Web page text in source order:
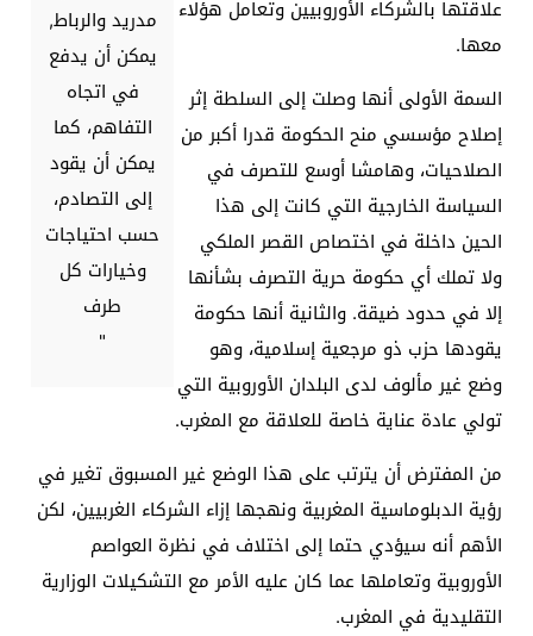
مدريد والرباط,
يمكن أن يدفع
في اتجاه
التفاهم، كما
يمكن أن يقود
إلى التصادم،
حسب احتياجات
وخيارات كل
طرف
"
علاقتها بالشركاء الأوروبيين وتعامل هؤلاء
معها.
السمة الأولى أنها وصلت إلى السلطة إثر
إصلاح مؤسسي منح الحكومة قدرا أكبر من
الصلاحيات، وهامشا أوسع للتصرف في
السياسة الخارجية التي كانت إلى هذا
الحين داخلة في اختصاص القصر الملكي
ولا تملك أي حكومة حرية التصرف بشأنها
إلا في حدود ضيقة. والثانية أنها حكومة
يقودها حزب ذو مرجعية إسلامية، وهو
وضع غير مألوف لدى البلدان الأوروبية التي
تولي عادة عناية خاصة للعلاقة مع المغرب.
من المفترض أن يترتب على هذا الوضع غير المسبوق تغير في
رؤية الدبلوماسية المغربية ونهجها إزاء الشركاء الغربيين، لكن
الأهم أنه سيؤدي حتما إلى اختلاف في نظرة العواصم
الأوروبية وتعاملها عما كان عليه الأمر مع التشكيلات الوزارية
التقليدية في المغرب.